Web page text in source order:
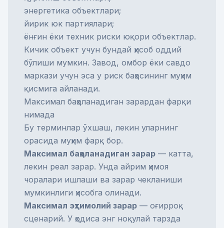
энергетика объектлари;
йирик юк партиялари;
ёнғин ёки техник риски юқори объектлар.
Кичик объект учун бундай ҳисоб оддий
бўлиши мумкин. Завод, омбор ёки савдо
маркази учун эса у риск баҳосининг муҳим
қисмига айланади.
Максимал баҳоланадиган зарардан фарқи
нимада
Бу терминлар ўхшаш, лекин уларнинг
орасида муҳим фарқ бор.
Максимал баҳоланадиган зарар — катта,
лекин реал зарар. Унда айрим ҳимоя
чоралари ишлаши ва зарар чекланиши
мумкинлиги ҳисобга олинади.
Максимал эҳтимолий зарар — оғирроқ
сценарий. У ҳодиса энг ноқулай тарзда